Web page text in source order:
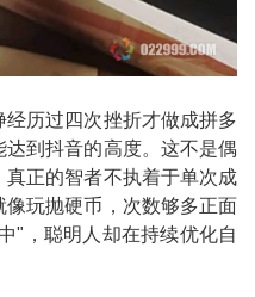
历过四次挫折才做成拼多
到抖音的高度。这不是偶
正的智者不执着于单次成
玩抛硬币，次数够多正面
"，聪明人却在持续优化自